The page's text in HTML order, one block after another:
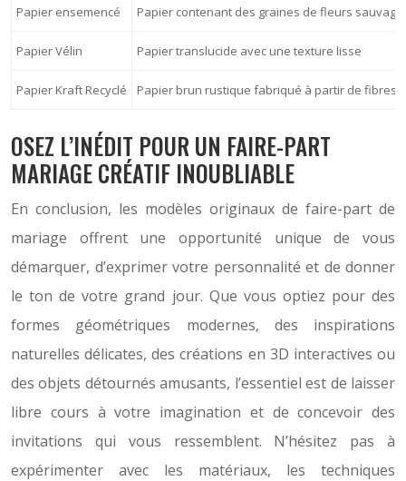
Papier ensemencé Papier contenant des graines de fleurs
Papier Vélin Papier translucide avec une texture lisse
Papier Kraft Recyclé Papier brun rustique fabriqué à partir de fibres
OSEZ L’INÉDIT POUR UN FAIRE-PART
MARIAGE CRÉATIF INOUBLIABLE
En conclusion, les modèles originaux de faire-part de
mariage offrent une opportunité unique de vous
démarquer, d’exprimer votre personnalité et de donner
le ton de votre grand jour. Que vous optiez pour des
formes géométriques modernes, des inspirations
naturelles délicates, des créations en 3D interactives ou
des objets détournés amusants, l’essentiel est de laisser
libre cours à votre imagination et de concevoir des
invitations qui vous ressemblent. N’hésitez pas à
expérimenter avec les matériaux, les techniques